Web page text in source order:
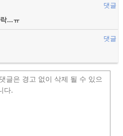
댓글
...ㅠ
댓글